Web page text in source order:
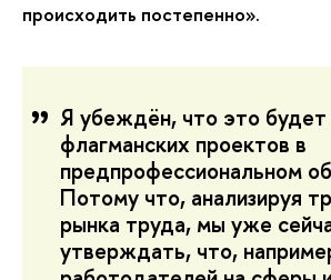
происходить постепенно».
Я убеждён, что это будет
флагманских проектов в
предпрофессиональном
Потому что, анализируя
рынка труда, мы уже
утверждать, что,